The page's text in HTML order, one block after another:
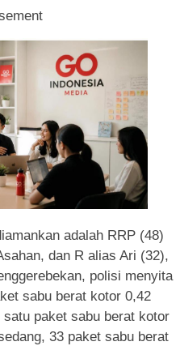
adalah RRP (48)
dan R alias Ari (32),
polisi menyita
sabu berat kotor 0,42
paket sabu berat kotor
33 paket sabu berat